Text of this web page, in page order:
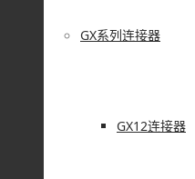
GX系列连接器
GX12连接器